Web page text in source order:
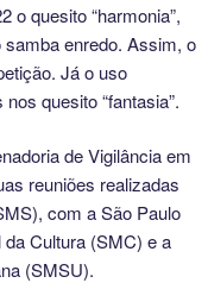
o quesito “harmonia”,
enredo. Assim, o
Já o uso
quesito “fantasia”.
de Vigilância em
reuniões realizadas
com a São Paulo
Cultura (SMC) e a
(SMSU).